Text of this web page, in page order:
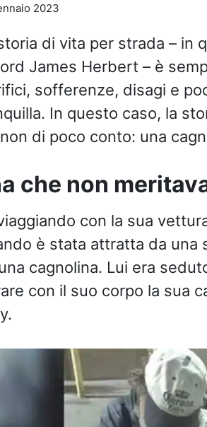
2023
di vita per strada – in
James Herbert – è
sofferenze, disagi e
In questo caso, la
di poco conto: una
che non
con la sua
è stata attratta da una
cagnolina. Lui era
con il suo corpo la sua